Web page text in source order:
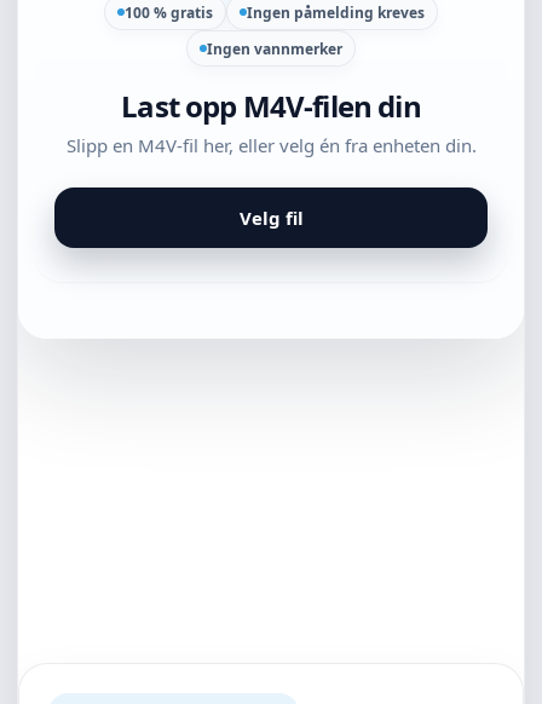
100 % gratis
Ingen påmelding kreves
Ingen vannmerker
Last opp M4V-filen din
Slipp en M4V-fil her, eller velg én fra enheten din.
Velg fil